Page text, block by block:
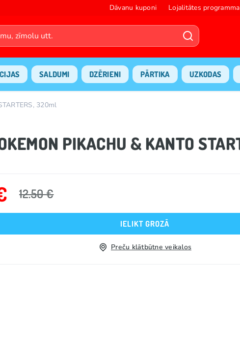
Dāvanu kuponi Lojalitātes programma
SALDUMI DZĒRIENI PĀRTIKA UZKODAS
320ml
PIKACHU & KANTO
12.50 €
IELIKT GROZĀ
Preču klātbūtne veikalos